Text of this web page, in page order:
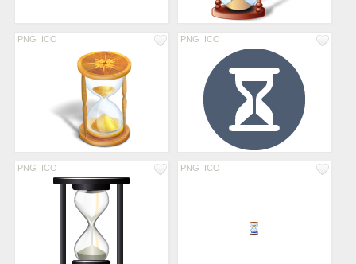
PNG ICO PNG ICO
PNG ICO PNG ICO